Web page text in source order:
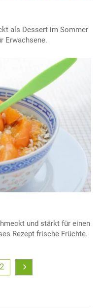
als Dessert im Sommer
Erwachsene.
und stärkt für einen
Rezept frische Früchte.
2